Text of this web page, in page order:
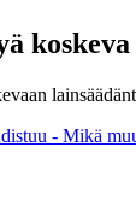
- Mikä